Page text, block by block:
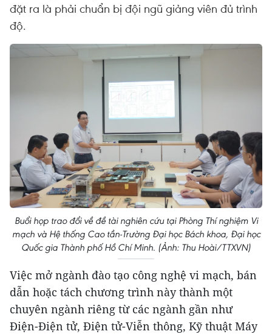
đặt ra là phải chuẩn bị đội ngũ giảng viên đủ trình
độ.
Buổi họp trao đổi về đề tài nghiên cứu tại Phòng Thí nghiệm Vi
mạch và Hệ thống Cao tần-Trường Đại học Bách khoa, Đại học
Quốc gia Thành phố Hồ Chí Minh. (Ảnh: Thu Hoài/TTXVN)
Việc mở ngành đào tạo công nghệ vi mạch, bán
dẫn hoặc tách chương trình này thành một
chuyên ngành riêng từ các ngành gần như
Điện-Điện tử, Điện tử-Viễn thông, Kỹ thuật Máy